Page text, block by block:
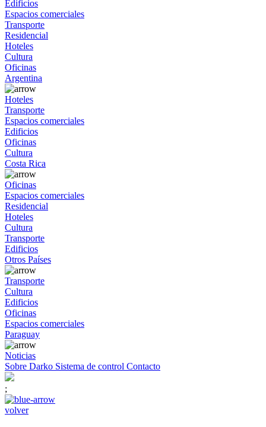
Edificios
Espacios comerciales
Transporte
Residencial
Hoteles
Cultura
Oficinas
Argentina
Hoteles
Transporte
Espacios comerciales
Edificios
Oficinas
Cultura
Costa Rica
Oficinas
Espacios comerciales
Residencial
Hoteles
Cultura
Transporte
Edificios
Otros Países
Transporte
Cultura
Edificios
Oficinas
Espacios comerciales
Paraguay
Noticias
Sobre Darko Sistema de control Contacto
;
volver